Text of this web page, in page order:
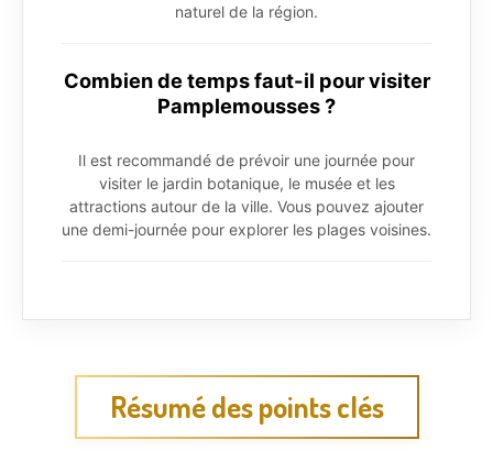
naturel de la région.
Combien de temps faut-il pour visiter
Pamplemousses ?
Il est recommandé de prévoir une journée pour
visiter le jardin botanique, le musée et les
attractions autour de la ville. Vous pouvez ajouter
une demi-journée pour explorer les plages voisines.
Résumé des points clés